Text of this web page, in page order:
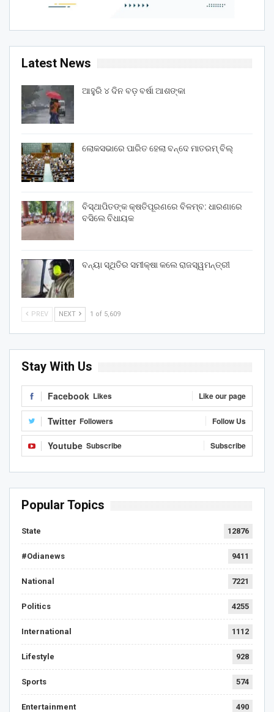
Latest News
ଆହୁରି ୪ ଦିନ ବଡ଼ ବର୍ଷା ଆଶଙ୍କା
ଲୋକସଭାରେ ପାରିତ ହେଲା ବନ୍ଦେ ମାତରମ୍‌ ବିଲ୍‌
ବିସ୍ଥାପିତଙ୍କ କ୍ଷତିପୂରଣରେ ବିଳମ୍ବ: ଧାରଣାରେ
ବସିଲେ ବିଧାୟକ
ବନ୍ୟା ସ୍ଥିତିର ସମୀକ୍ଷା କଲେ ରାଜସ୍ୱମନ୍ତ୍ରୀ
PREV NEXT 1 of 5,609
Stay With Us
Facebook Likes Like our page
Twitter Followers Follow Us
Youtube Subscribe Subscribe
Popular Topics
State 12876
#Odianews 9411
National 7221
Politics 4255
International 1112
Lifestyle 928
Sports 574
Entertainment 490